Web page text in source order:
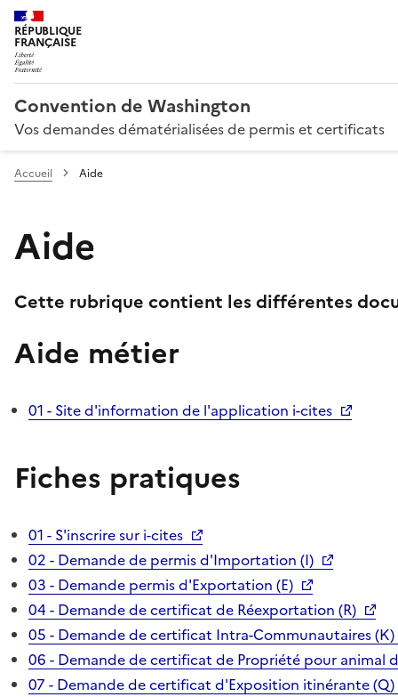
RÉPUBLIQUE
FRANÇAISE
Convention de Washington
Vos demandes dématérialisées de permis et certificats
Accueil Aide
Aide
Cette rubrique contient les différentes
Aide métier
01 - Site d'information de l'application i-cites
Fiches pratiques
01 - S'inscrire sur i-cites
02 - Demande de permis d'Importation (I)
03 - Demande permis d'Exportation (E)
04 - Demande de certificat de Réexportation (R)
05 - Demande de certificat Intra-Communautaires (K)
06 - Demande de certificat de Propriété pour animal
07 - Demande de certificat d'Exposition itinérante (Q)